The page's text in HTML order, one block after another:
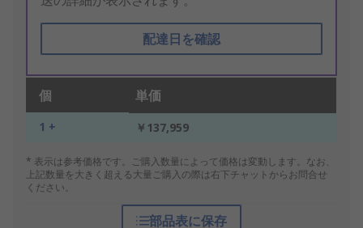
配達日を確認
個 単価
1 + ￥137,959
* 表示は参考価格です。ご購入数量によって価格は変動します。なお、
上記数量を大きく超える大量ご購入の際は右下チャットからお問合せ
ください。
部品表に保存